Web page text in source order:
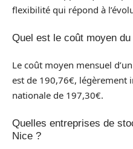
flexibilité qui répond à
Quel est le coût moyen
Le coût moyen mensuel
est de 190,76€, légèrement
nationale de 197,30€.
Quelles entreprises de
Nice ?